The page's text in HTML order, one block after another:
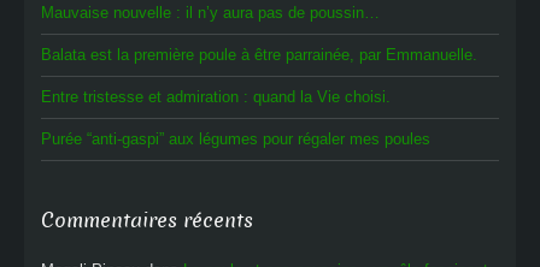
Mauvaise nouvelle : il n’y aura pas de poussin…
Balata est la première poule à être parrainée, par Emmanuelle.
Entre tristesse et admiration : quand la Vie choisi.
Purée “anti-gaspi” aux légumes pour régaler mes poules
Commentaires récents